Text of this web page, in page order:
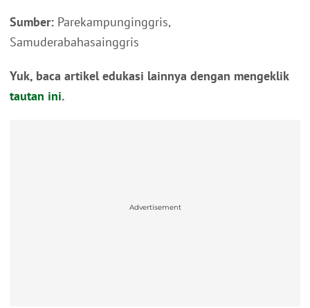
Sumber: Parekampunginggris,
Samuderabahasainggris
Yuk, baca artikel edukasi lainnya dengan mengeklik
tautan ini.
Advertisement